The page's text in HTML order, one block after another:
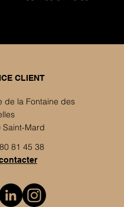
CLIENT
de la Fontaine des
Saint-Mard
81 45 38